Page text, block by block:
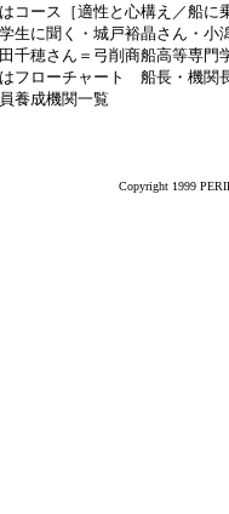
コース［適性と心構え／船に
生に聞く・城戸裕晶さん・小
千穂さん＝弓削商船高等専門
フローチャート 船長・機関
養成機関一覧
Copyright 1999